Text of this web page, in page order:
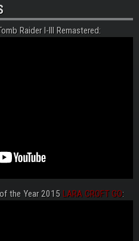
Raider I-III Remastered:
the Year 2015 LARA CROFT GO: